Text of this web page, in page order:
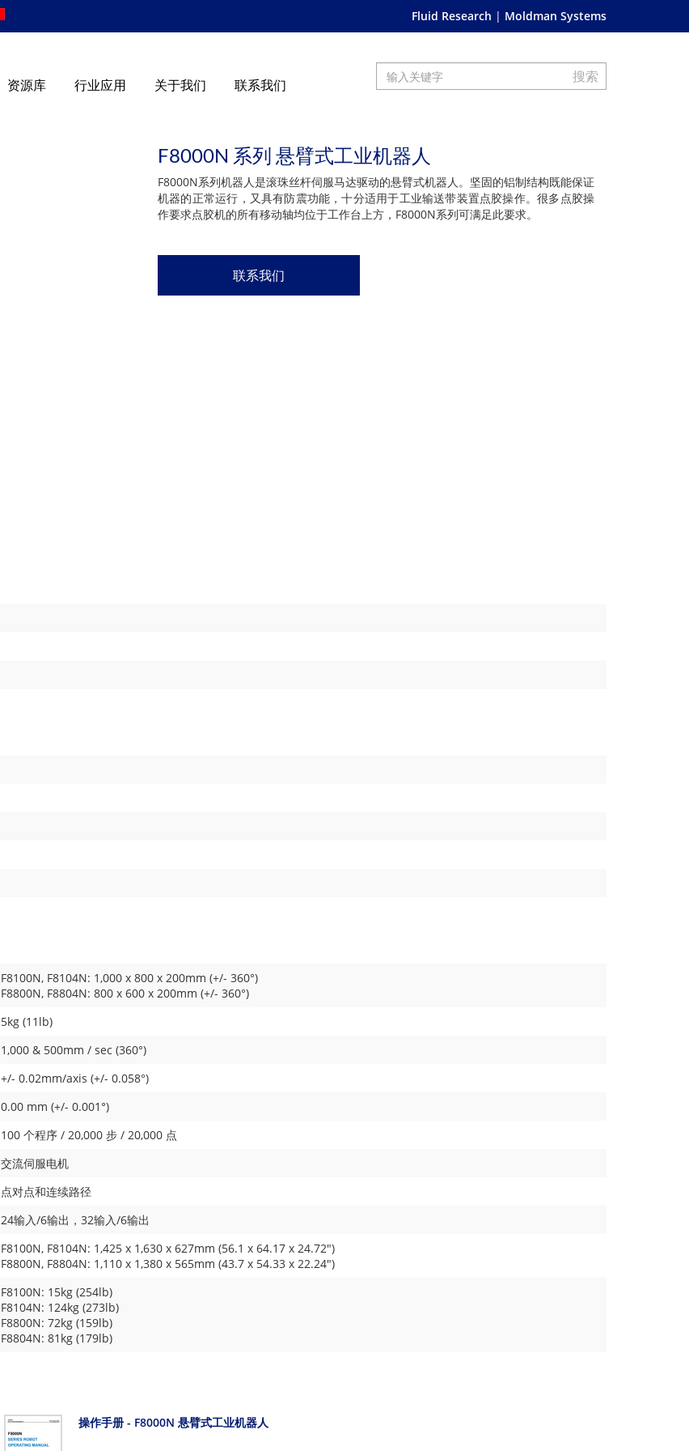
Fluid Research Moldman Systems
资源库 行业应用 关于我们 联系我们
F8000N 系列 悬臂式工业机器人
F8000N系列机器人是滚珠丝杆伺服马达驱动的悬臂式机器人。坚固的铝制结构既能保证
机器的正常运行，又具有防震功能，十分适用于工业输送带装置点胶操作。很多点胶操
作要求点胶机的所有移动轴均位于工作台上方，F8000N系列可满足此要求。
联系我们
F8100N, F8104N: 1,000 x 800 x 200mm (+/- 360°)
F8800N, F8804N: 800 x 600 x 200mm (+/- 360°)
5kg (11lb)
1,000 & 500mm / sec (360°)
+/- 0.02mm/axis (+/- 0.058°)
0.00 mm (+/- 0.001°)
100 个程序 / 20,000 步 / 20,000 点
交流伺服电机
点对点和连续路径
24输入/6输出，32输入/6输出
F8100N, F8104N: 1,425 x 1,630 x 627mm (56.1 x 64.17 x 24.72")
F8800N, F8804N: 1,110 x 1,380 x 565mm (43.7 x 54.33 x 22.24")
F8100N: 15kg (254lb)
F8104N: 124kg (273lb)
F8800N: 72kg (159lb)
F8804N: 81kg (179lb)
操作手册 - F8000N 悬臂式工业机器人